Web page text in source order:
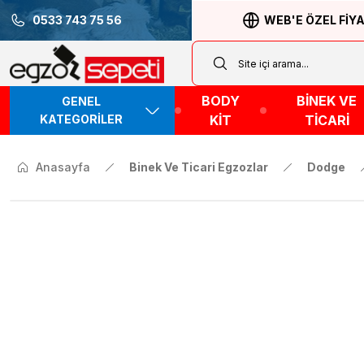
0533 743 75 56 WEB'E ÖZEL
GENEL
KATEGORİLER
BODY
KİT
BİNEK VE
TİCARİ
Anasayfa Binek Ve Ticari Egzozlar Dodge